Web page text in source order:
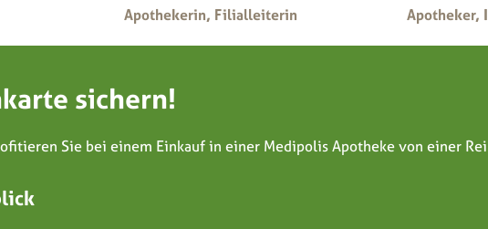
Apothekerin, Filialleiterin Apotheker,
sichern!
Sie bei einem Einkauf in einer Medipolis Apotheke von einer